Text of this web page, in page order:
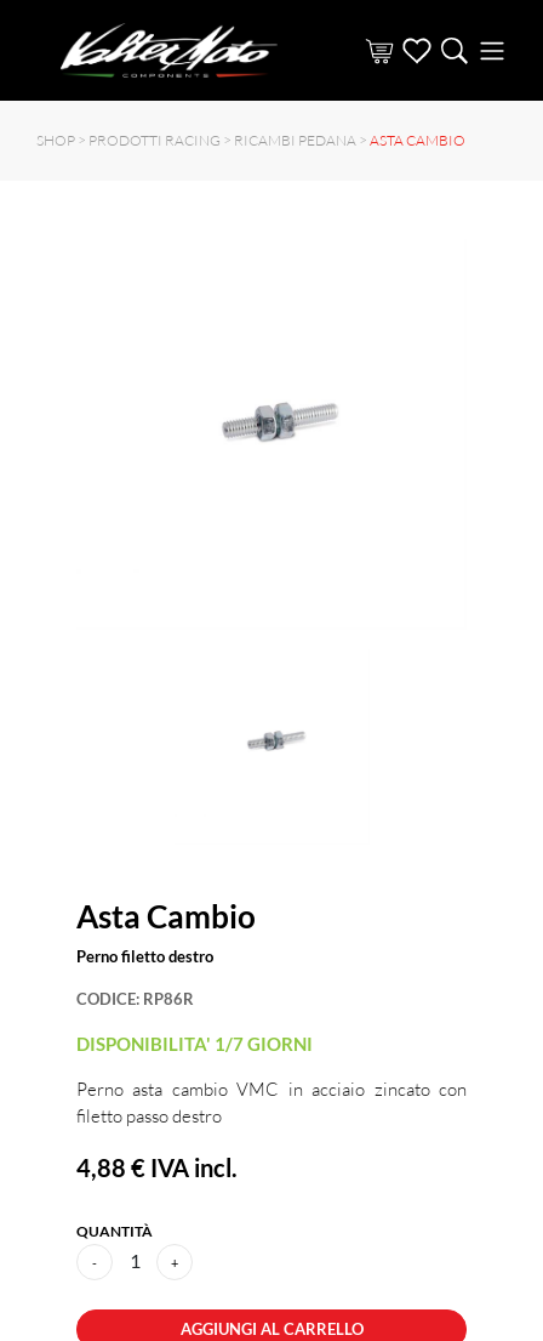
SHOP > PRODOTTI RACING > RICAMBI PEDANA > ASTA CAMBIO
Asta Cambio
Perno filetto destro
CODICE: RP86R
DISPONIBILITA' 1/7 GIORNI
Perno asta cambio VMC in acciaio zincato con
filetto passo destro
4,88 € IVA incl.
QUANTITÀ
- 1 +
AGGIUNGI AL CARRELLO